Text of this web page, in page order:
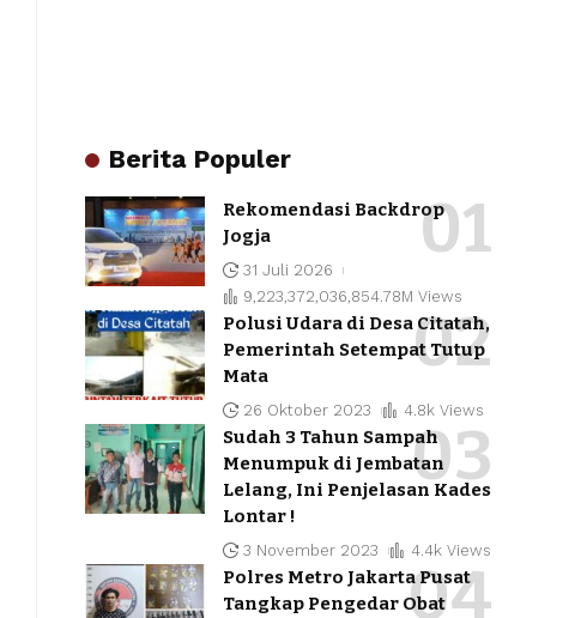
Berita Populer
Rekomendasi Backdrop
Jogja
31 Juli 2026
9,223,372,036,854.78M Views
Polusi Udara di Desa Citatah,
Pemerintah Setempat Tutup
Mata
26 Oktober 2023 4.8k Views
Sudah 3 Tahun Sampah
Menumpuk di Jembatan
Lelang, Ini Penjelasan Kades
Lontar !
3 November 2023 4.4k Views
Polres Metro Jakarta Pusat
Tangkap Pengedar Obat